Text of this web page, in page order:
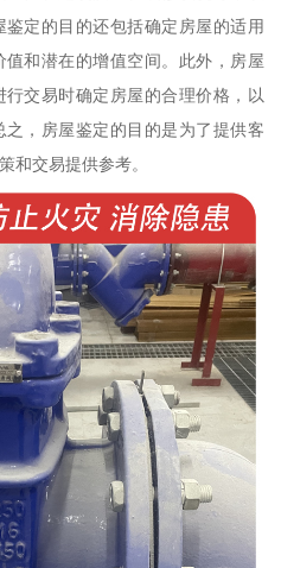
定的目的还包括确定房屋的适用
和潜在的增值空间。此外，房屋
交易时确定房屋的合理价格，以
，房屋鉴定的目的是为了提供客
和交易提供参考。